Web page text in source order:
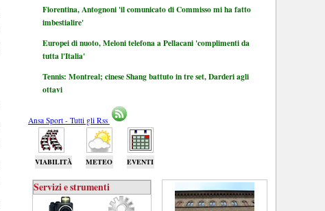
Fiorentina, Antognoni 'il comunicato di Commisso mi ha fatto
imbestialire'
Europei di nuoto, Meloni telefona a Pellacani 'complimenti da
tutta l'Italia'
Tennis: Montreal; cinese Shang battuto in tre set, Darderi agli
ottavi
Ansa Sport - Tutti gli Rss
VIABILITÀ METEO EVENTI
Servizi e strumenti